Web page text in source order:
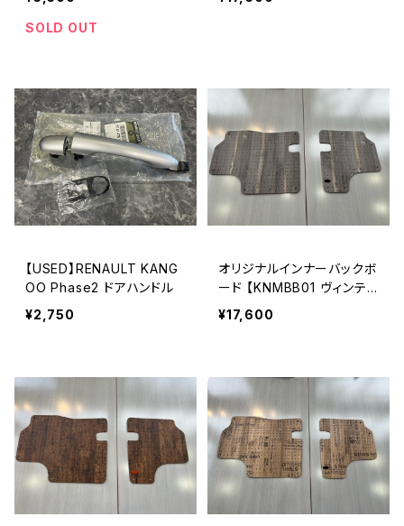
SOLD OUT
【USED】RENAULT KANG
OO Phase2 ドアハンドル
¥2,750
オリジナルインナーバックボ
ード 【KNMBB01 ヴィンテ
ージグレージュ】
¥17,600